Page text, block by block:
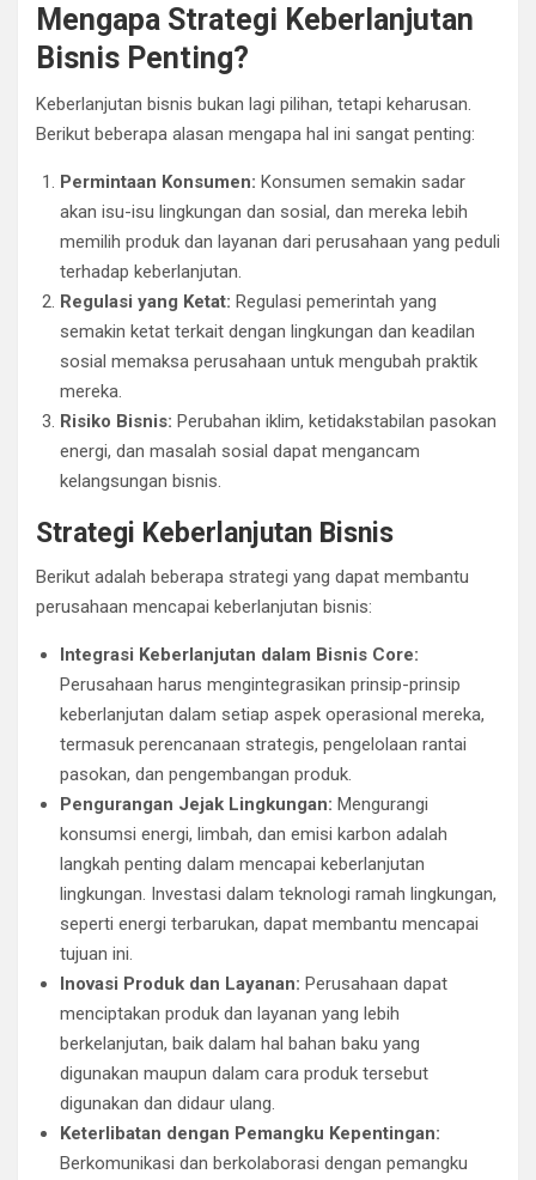
Mengapa Strategi Keberlanjutan
Bisnis Penting?
Keberlanjutan bisnis bukan lagi pilihan, tetapi keharusan.
Berikut beberapa alasan mengapa hal ini sangat penting:
Permintaan Konsumen: Konsumen semakin sadar
akan isu-isu lingkungan dan sosial, dan mereka lebih
memilih produk dan layanan dari perusahaan yang peduli
terhadap keberlanjutan.
Regulasi yang Ketat: Regulasi pemerintah yang
semakin ketat terkait dengan lingkungan dan keadilan
sosial memaksa perusahaan untuk mengubah praktik
mereka.
Risiko Bisnis: Perubahan iklim, ketidakstabilan pasokan
energi, dan masalah sosial dapat mengancam
kelangsungan bisnis.
Strategi Keberlanjutan Bisnis
Berikut adalah beberapa strategi yang dapat membantu
perusahaan mencapai keberlanjutan bisnis:
Integrasi Keberlanjutan dalam Bisnis Core:
Perusahaan harus mengintegrasikan prinsip-prinsip
keberlanjutan dalam setiap aspek operasional mereka,
termasuk perencanaan strategis, pengelolaan rantai
pasokan, dan pengembangan produk.
Pengurangan Jejak Lingkungan: Mengurangi
konsumsi energi, limbah, dan emisi karbon adalah
langkah penting dalam mencapai keberlanjutan
lingkungan. Investasi dalam teknologi ramah lingkungan,
seperti energi terbarukan, dapat membantu mencapai
tujuan ini.
Inovasi Produk dan Layanan: Perusahaan dapat
menciptakan produk dan layanan yang lebih
berkelanjutan, baik dalam hal bahan baku yang
digunakan maupun dalam cara produk tersebut
digunakan dan didaur ulang.
Keterlibatan dengan Pemangku Kepentingan:
Berkomunikasi dan berkolaborasi dengan pemangku